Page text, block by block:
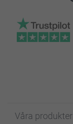
Våra produkter